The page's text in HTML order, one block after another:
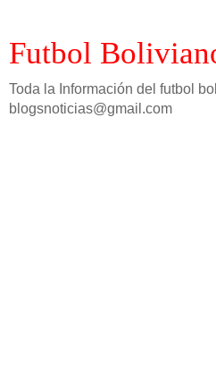
Futbol
Toda la Información del futbol
blogsnoticias@gmail.com